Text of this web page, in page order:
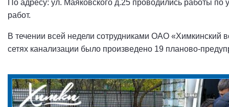
По адресу: ул. Маяковского д.25 проводились работы
работ.
В течении всей недели сотрудниками ОАО «Химкинский
сетях канализации было произведено 19 планово-